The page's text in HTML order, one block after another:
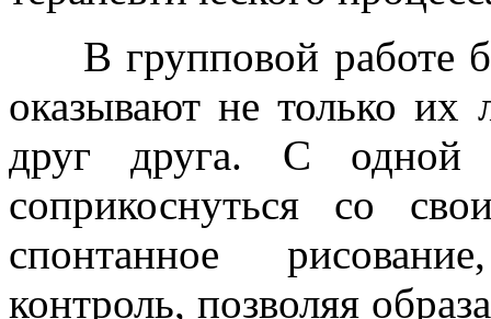
В групповой работе
оказывают не только
друг друга. С одной
соприкоснуться со
спонтанное
контроль, позволяя